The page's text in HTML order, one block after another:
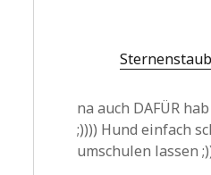
Sternenstaub
na auch DAFÜR
;)))) Hund einfach
umschulen lassen